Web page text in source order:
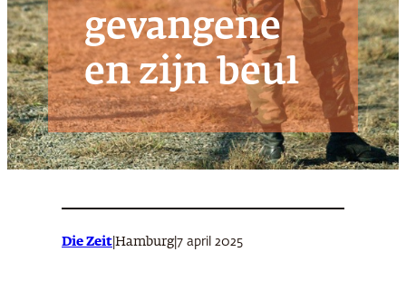
gevangene
en zijn beul
Die Zeit Hamburg|7 april 2025